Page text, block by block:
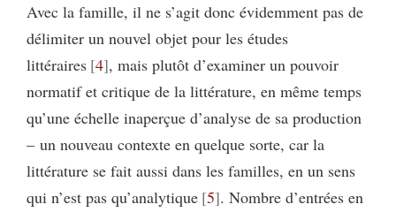
Avec la famille, il ne s’agit donc évidemment pas de
délimiter un nouvel objet pour les études
littéraires 4 , mais plutôt d’examiner un pouvoir
normatif et critique de la littérature, en même temps
qu’une échelle inaperçue d’analyse de sa production
– un nouveau contexte en quelque sorte, car la
littérature se fait aussi dans les familles, en un sens
qui n’est pas qu’analytique 5 . Nombre d’entrées en